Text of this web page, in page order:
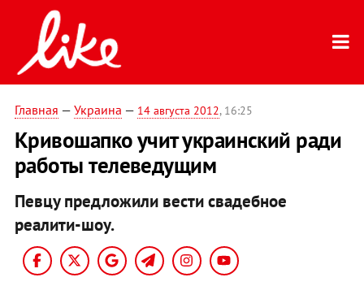
Главная — Украина — 14 августа 2012, 16:25
Кривошапко учит украинский ради
работы телеведущим
Певцу предложили вести свадебное
реалити-шоу.